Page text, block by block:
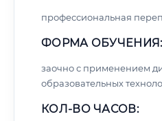
профессиональная
ФОРМА ОБУЧЕНИЯ:
заочно с применением
образовательных
КОЛ-ВО ЧАСОВ: